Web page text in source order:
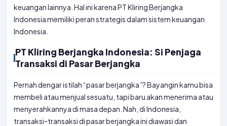
keuangan lainnya. Hal ini karena PT Kliring Berjangka
Indonesia memiliki peran strategis dalam sistem keuangan
Indonesia.
PT Kliring Berjangka Indonesia: Si Penjaga
Transaksi di Pasar Berjangka
Pernah dengar istilah “pasar berjangka”? Bayangin kamu bisa
membeli atau menjual sesuatu, tapi baru akan menerima atau
menyerahkannya di masa depan. Nah, di Indonesia,
transaksi-transaksi di pasar berjangka ini diawasi dan